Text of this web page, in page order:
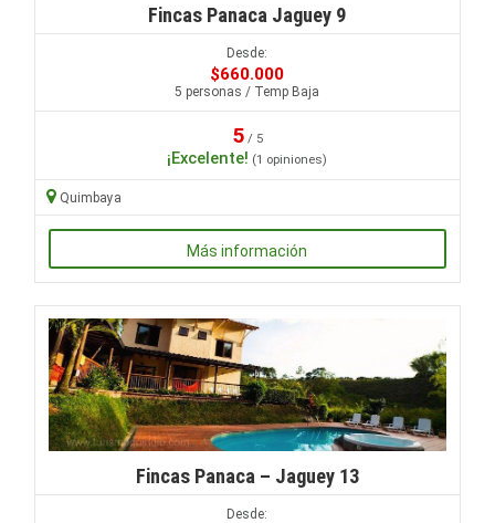
Fincas Panaca Jaguey 9
Desde:
$660.000
5 personas / Temp Baja
5/ 5
¡Excelente! (1 opiniones)
Quimbaya
Más información
Fincas Panaca – Jaguey 13
Desde: